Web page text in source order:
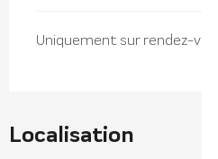
Uniquement sur rendez-vous.
Localisation